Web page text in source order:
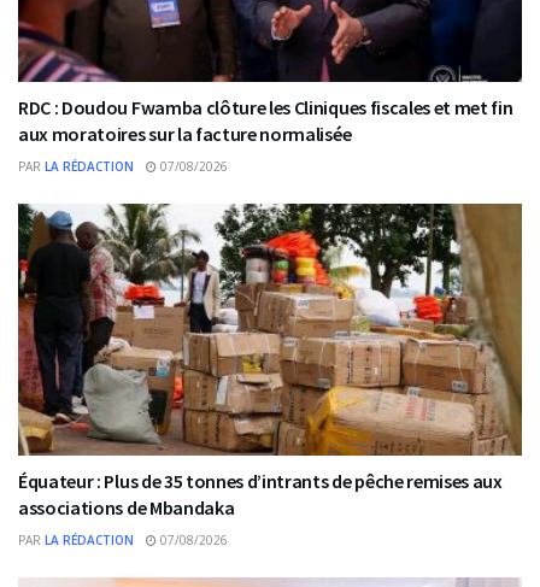
RDC : Doudou Fwamba clôture les Cliniques fiscales et met fin
aux moratoires sur la facture normalisée
PAR LA RÉDACTION 07/08/2026
Équateur : Plus de 35 tonnes d’intrants de pêche remises aux
associations de Mbandaka
PAR LA RÉDACTION 07/08/2026